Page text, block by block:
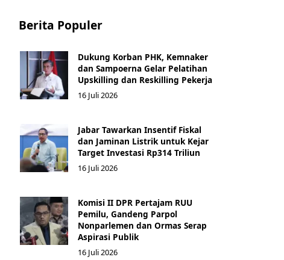
Berita Populer
Dukung Korban PHK, Kemnaker
dan Sampoerna Gelar Pelatihan
Upskilling dan Reskilling Pekerja
16 Juli 2026
Jabar Tawarkan Insentif Fiskal
dan Jaminan Listrik untuk Kejar
Target Investasi Rp314 Triliun
16 Juli 2026
Komisi II DPR Pertajam RUU
Pemilu, Gandeng Parpol
Nonparlemen dan Ormas Serap
Aspirasi Publik
16 Juli 2026